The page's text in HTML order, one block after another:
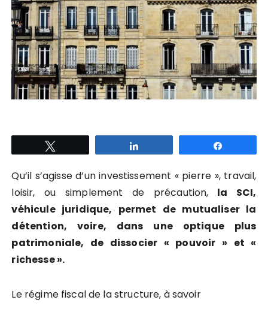
Qu’il s’agisse d’un investissement « pierre », travail,
loisir, ou simplement de précaution, la SCI,
véhicule juridique, permet de mutualiser la
détention, voire, dans une optique plus
patrimoniale, de dissocier « pouvoir » et «
richesse ».
Le régime fiscal de la structure, à savoir